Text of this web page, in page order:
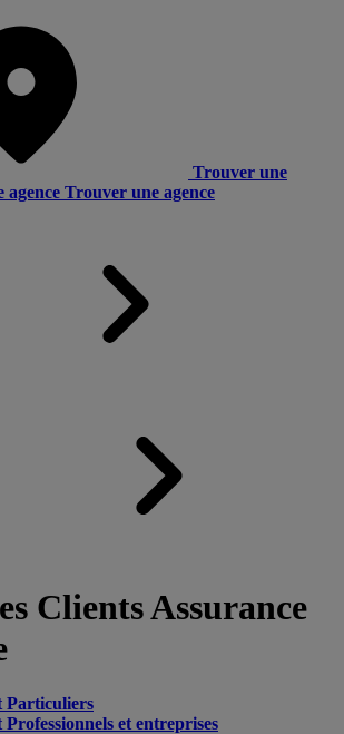
Trouver une
agence Trouver une agence
Clients Assurance
Particuliers
et entreprises